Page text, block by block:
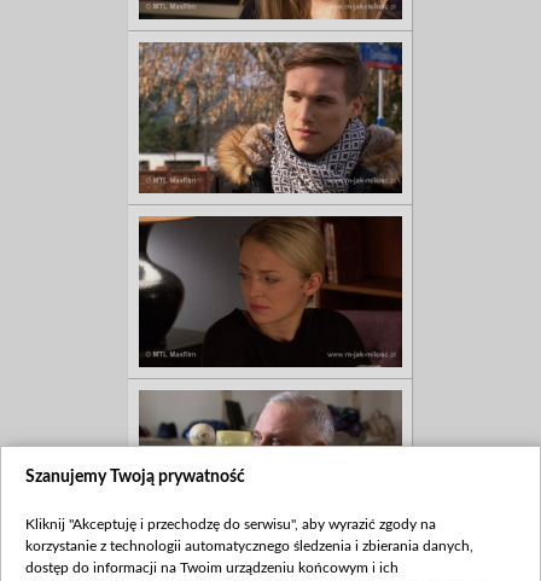
Szanujemy Twoją prywatność
Kliknij "Akceptuję i przechodzę do serwisu", aby wyrazić zgody na
korzystanie z technologii automatycznego śledzenia i zbierania danych,
dostęp do informacji na Twoim urządzeniu końcowym i ich